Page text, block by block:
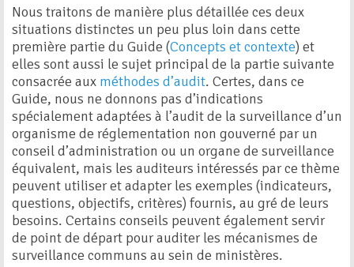
Nous traitons de manière plus détaillée ces deux
situations distinctes un peu plus loin dans cette
première partie du Guide (Concepts et contexte) et
elles sont aussi le sujet principal de la partie suivante
consacrée aux méthodes d’audit. Certes, dans ce
Guide, nous ne donnons pas d’indications
spécialement adaptées à l’audit de la surveillance d’un
organisme de réglementation non gouverné par un
conseil d’administration ou un organe de surveillance
équivalent, mais les auditeurs intéressés par ce thème
peuvent utiliser et adapter les exemples (indicateurs,
questions, objectifs, critères) fournis, au gré de leurs
besoins. Certains conseils peuvent également servir
de point de départ pour auditer les mécanismes de
surveillance communs au sein de ministères.